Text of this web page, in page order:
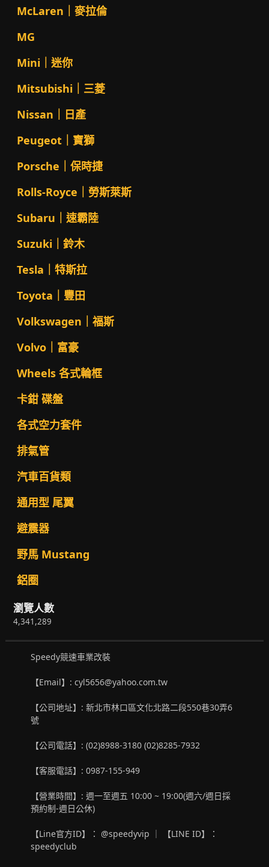
McLaren｜麥拉倫
MG
Mini｜迷你
Mitsubishi｜三菱
Nissan｜日產
Peugeot｜寶獅
Porsche｜保時捷
Rolls-Royce｜勞斯萊斯
Subaru｜速霸陸
Suzuki｜鈴木
Tesla｜特斯拉
Toyota｜豐田
Volkswagen｜福斯
Volvo｜富豪
Wheels 各式輪框
卡鉗 碟盤
各式空力套件
排氣管
汽車百貨類
通用型 尾翼
避震器
野馬 Mustang
鋁圈
瀏覽人數
4,341,289
Speedy競速車業改裝
【Email】: cyl5656@yahoo.com.tw
【公司地址】: 新北市林口區文化北路二段550巷30弄6
號
【公司電話】: (02)8988-3180 (02)8285-7932
【客服電話】: 0987-155-949
【營業時間】: 週一至週五 10:00 ~ 19:00(週六/週日採
預約制-週日公休)
【Line官方ID】： @speedyvip ｜ 【LINE ID】：
speedyclub